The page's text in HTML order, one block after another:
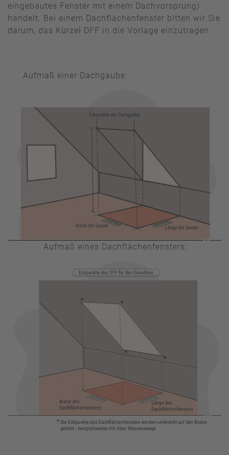
eingebautes Fenster mit einem Dachvorsprung)
handelt. Bei einem Dachflächenfenster bitten wir Sie
darum, das Kürzel DFF in die Vorlage einzutragen.
Aufmaß einer Dachgaube:
Aufmaß eines Dachflächenfensters: